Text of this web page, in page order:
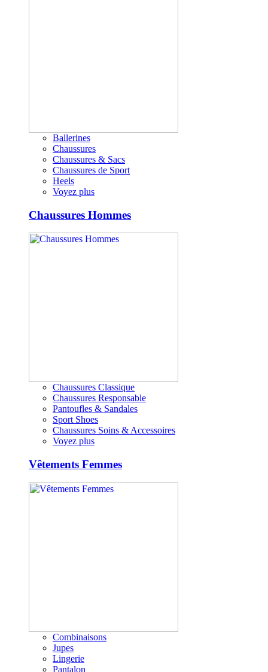
Ballerines
Chaussures
Chaussures & Sacs
Chaussures de Sport
Heels
Voyez plus
Chaussures Hommes
Chaussures Classique
Chaussures Responsable
Pantoufles & Sandales
Sport Shoes
Chaussures Soins & Accessoires
Voyez plus
Vêtements Femmes
Combinaisons
Jupes
Lingerie
Pantalon